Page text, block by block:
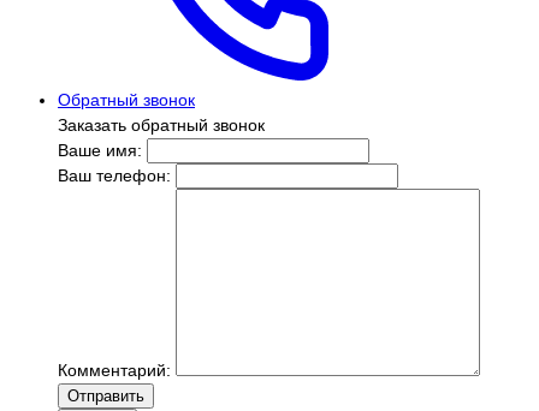
Обратный звонок
Заказать обратный звонок
Ваше имя:
Ваш телефон:
Комментарий:
Отправить